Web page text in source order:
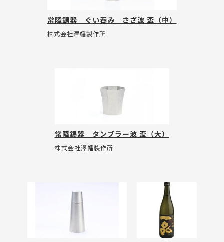
常陸錫器 ぐい吞み さざ波 盃（中）
株式会社澤幡製作所
常陸錫器 タンブラー波 盃（大）
株式会社澤幡製作所